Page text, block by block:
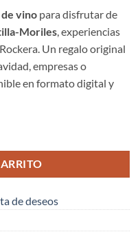
vino para disfrutar de
Moriles, experiencias
Un regalo original
empresas o
en formato digital y
de deseos